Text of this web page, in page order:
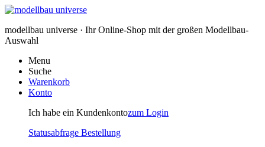
modellbau universe · Ihr Online-Shop mit der großen Modellbau-
Auswahl
Menu
Suche
Warenkorb
Konto
Ich habe ein Kundenkontozum Login
Statusabfrage Bestellung